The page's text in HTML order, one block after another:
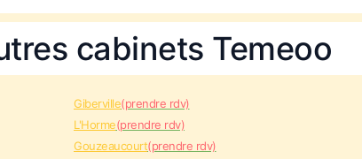
cabinets Temeoo
Giberville(prendre rdv)
L'Horme(prendre rdv)
Gouzeaucourt(prendre rdv)